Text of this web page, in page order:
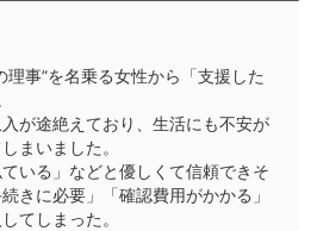
理事”を名乗る女性から「支援した
が途絶えており、生活にも不安が
まいました。
いる」などと優しくて信頼できそ
きに必要」「確認費用がかかる」
てしまった。